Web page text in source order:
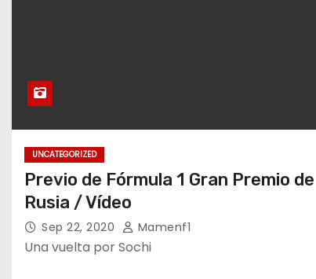
UNCATEGORIZED
Previo de Fórmula 1 Gran Premio de
Rusia / Vídeo
Sep 22, 2020 Mamenf1
Una vuelta por Sochi